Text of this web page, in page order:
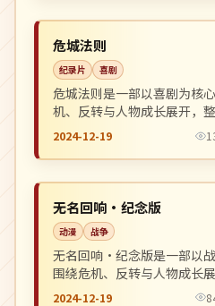
英国
危城法则
纪录片 喜剧
危城法则是一部以喜剧为核
机、反转与人物成长展开，
观看。
2024-12-19
美国
无名回响·纪念版
动漫 战争
无名回响·纪念版是一部以战
围绕危机、反转与人物成长
得推荐观看。
2024-12-19